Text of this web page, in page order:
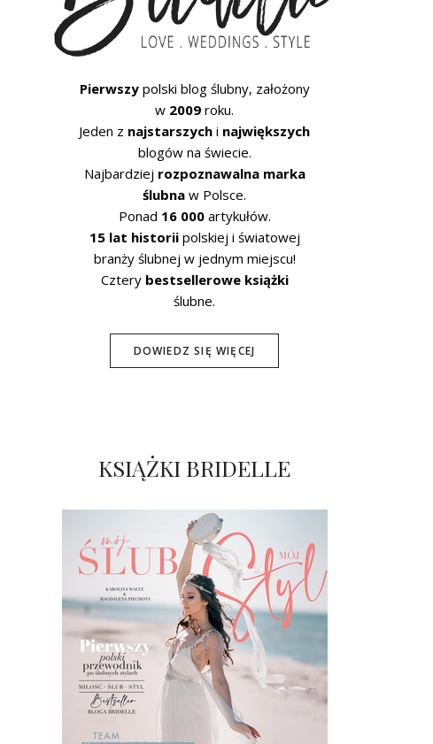
Pierwszypolski blog ślubny, założony
w 2009 roku.
Jeden z najstarszych i największych
blogów na świecie.
Najbardziej rozpoznawalna marka
ślubna w Polsce.
Ponad 16 000artykułów.
15 lat historiipolskiej i światowej
branży ślubnej w jednym miejscu!
Cztery bestsellerowe książki
ślubne.
DOWIEDZ SIĘ WIĘCEJ
KSIĄŻKI BRIDELLE